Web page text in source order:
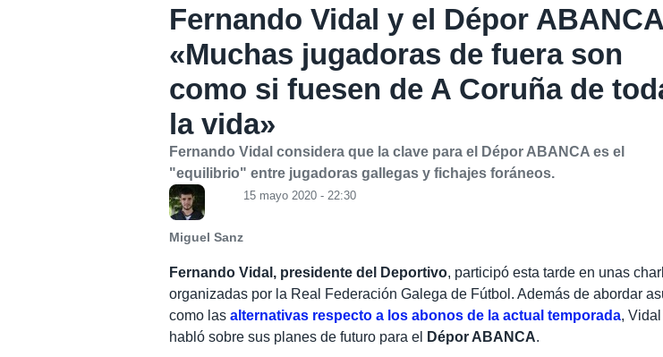
Fernando Vidal y el Dépor
«Muchas jugadoras de fuera son
como si fuesen de A Coruña de
la vida»
Fernando Vidal considera que la clave para el Dépor ABANCA es el
"equilibrio" entre jugadoras gallegas y fichajes foráneos.
Miguel Sanz
15 mayo 2020 - 22:30
Fernando Vidal, presidente del Deportivo, participó esta tarde en unas
organizadas por la Real Federación Galega de Fútbol. Además de abordar
como lasalternativas respecto a los abonos de la actual temporada, Vidal
habló sobre sus planes de futuro para el
Dépor ABANCA.